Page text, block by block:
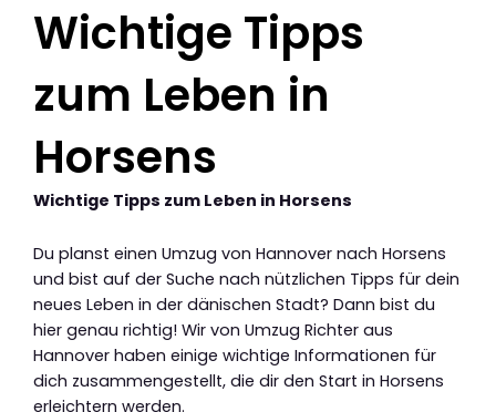
Wichtige Tipps
zum Leben in
Horsens
Wichtige Tipps zum Leben in Horsens
Du planst einen Umzug von Hannover nach Horsens
und bist auf der Suche nach nützlichen Tipps für dein
neues Leben in der dänischen Stadt? Dann bist du
hier genau richtig! Wir von Umzug Richter aus
Hannover haben einige wichtige Informationen für
dich zusammengestellt, die dir den Start in Horsens
erleichtern werden.